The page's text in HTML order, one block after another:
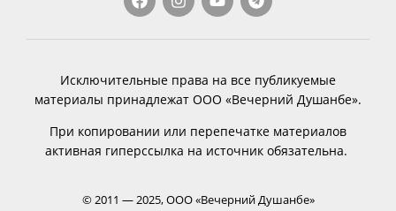
Исключительные права на все публикуемые
материалы принадлежат ООО «Вечерний Душанбе».
При копировании или перепечатке материалов
активная гиперссылка на источник обязательна.
© 2011 — 2025, ООО «Вечерний Душанбе»